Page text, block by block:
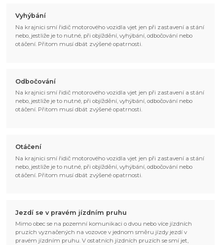
Vyhýbání
Na krajnici smí řidič motorového vozidla vjet jen při zastavení a stání
nebo, jestliže je to nutné, při objíždění, vyhýbání, odbočování nebo
otáčení. Přitom musí dbát zvýšené opatrnosti.
Odbočování
Na krajnici smí řidič motorového vozidla vjet jen při zastavení a stání
nebo, jestliže je to nutné, při objíždění, vyhýbání, odbočování nebo
otáčení. Přitom musí dbát zvýšené opatrnosti.
Otáčení
Na krajnici smí řidič motorového vozidla vjet jen při zastavení a stání
nebo, jestliže je to nutné, při objíždění, vyhýbání, odbočování nebo
otáčení. Přitom musí dbát zvýšené opatrnosti.
Jezdí se v pravém jízdním pruhu
Mimo obec se na pozemní komunikaci o dvou nebo více jízdních
pruzích vyznačených na vozovce v jednom směru jízdy jezdí v
pravém jízdním pruhu. V ostatních jízdních pruzích se smí jet,